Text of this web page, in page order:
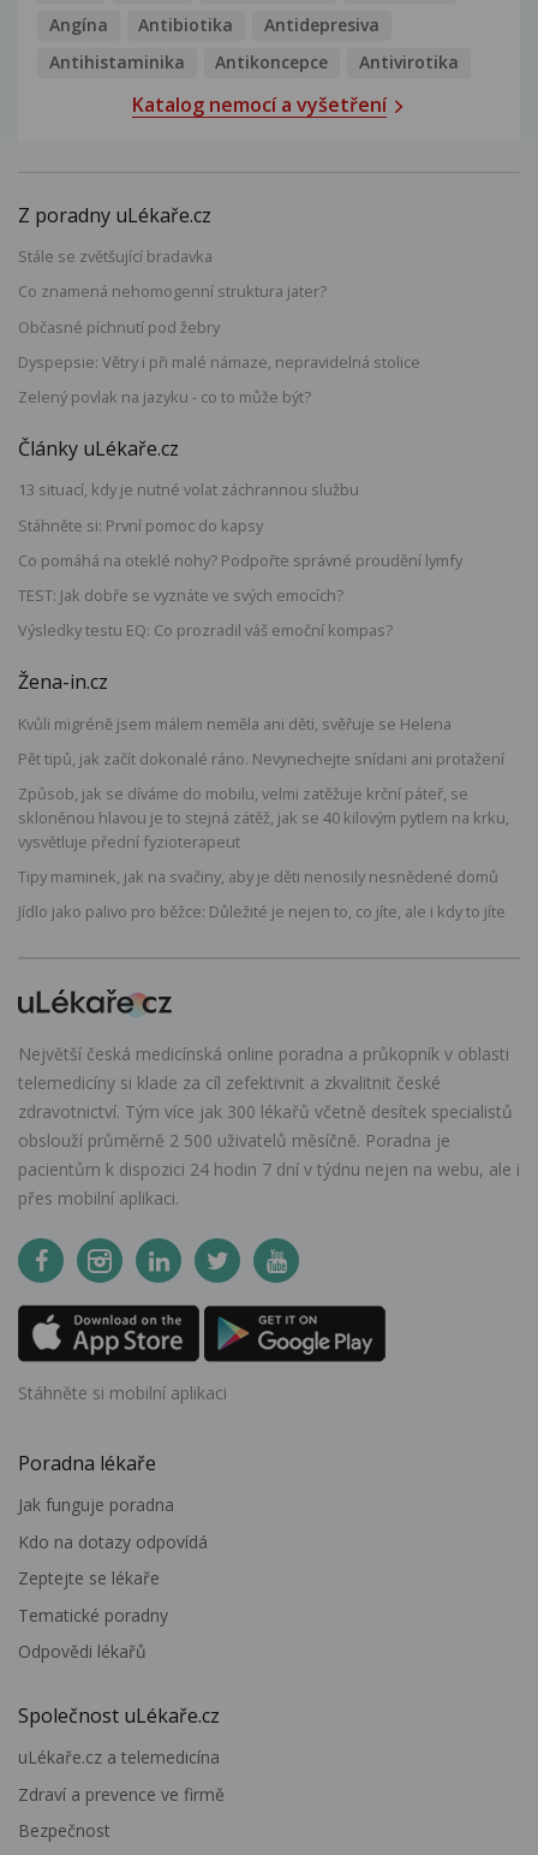
Angína
Antibiotika
Antidepresiva
Antihistaminika
Antikoncepce Antivirotika
Katalog nemocí a vyšetření
Z poradny uLékaře.cz
Stále se zvětšující bradavka
Co znamená nehomogenní struktura jater?
Občasné píchnutí pod žebry
Dyspepsie: Větry i při malé námaze, nepravidelná stolice
Zelený povlak na jazyku - co to může být?
Články uLékaře.cz
13 situací, kdy je nutné volat záchrannou službu
Stáhněte si: První pomoc do kapsy
Co pomáhá na oteklé nohy? Podpořte správné proudění lymfy
TEST: Jak dobře se vyznáte ve svých emocích?
Výsledky testu EQ: Co prozradil váš emoční kompas?
Žena-in.cz
Kvůli migréně jsem málem neměla ani děti, svěřuje se Helena
Pět tipů, jak začít dokonalé ráno. Nevynechejte snídani ani protažení
Způsob, jak se díváme do mobilu, velmi zatěžuje krční páteř, se
skloněnou hlavou je to stejná zátěž, jak se 40 kilovým pytlem na krku,
vysvětluje přední fyzioterapeut
Tipy maminek, jak na svačiny, aby je děti nenosily nesnědené domů
Jídlo jako palivo pro běžce: Důležité je nejen to, co jíte, ale i kdy to jíte
Největší česká medicínská online poradna a průkopník v oblasti
telemedicíny si klade za cíl zefektivnit a zkvalitnit české
zdravotnictví. Tým více jak 300 lékařů včetně desítek specialistů
obslouží průměrně 2 500 uživatelů měsíčně. Poradna je
pacientům k dispozici 24 hodin 7 dní v týdnu nejen na webu, ale i
přes mobilní aplikaci.
Stáhněte si mobilní aplikaci
Poradna lékaře
Jak funguje poradna
Kdo na dotazy odpovídá
Zeptejte se lékaře
Tematické poradny
Odpovědi lékařů
Společnost uLékaře.cz
uLékaře.cz a telemedicína
Zdraví a prevence ve firmě
Bezpečnost